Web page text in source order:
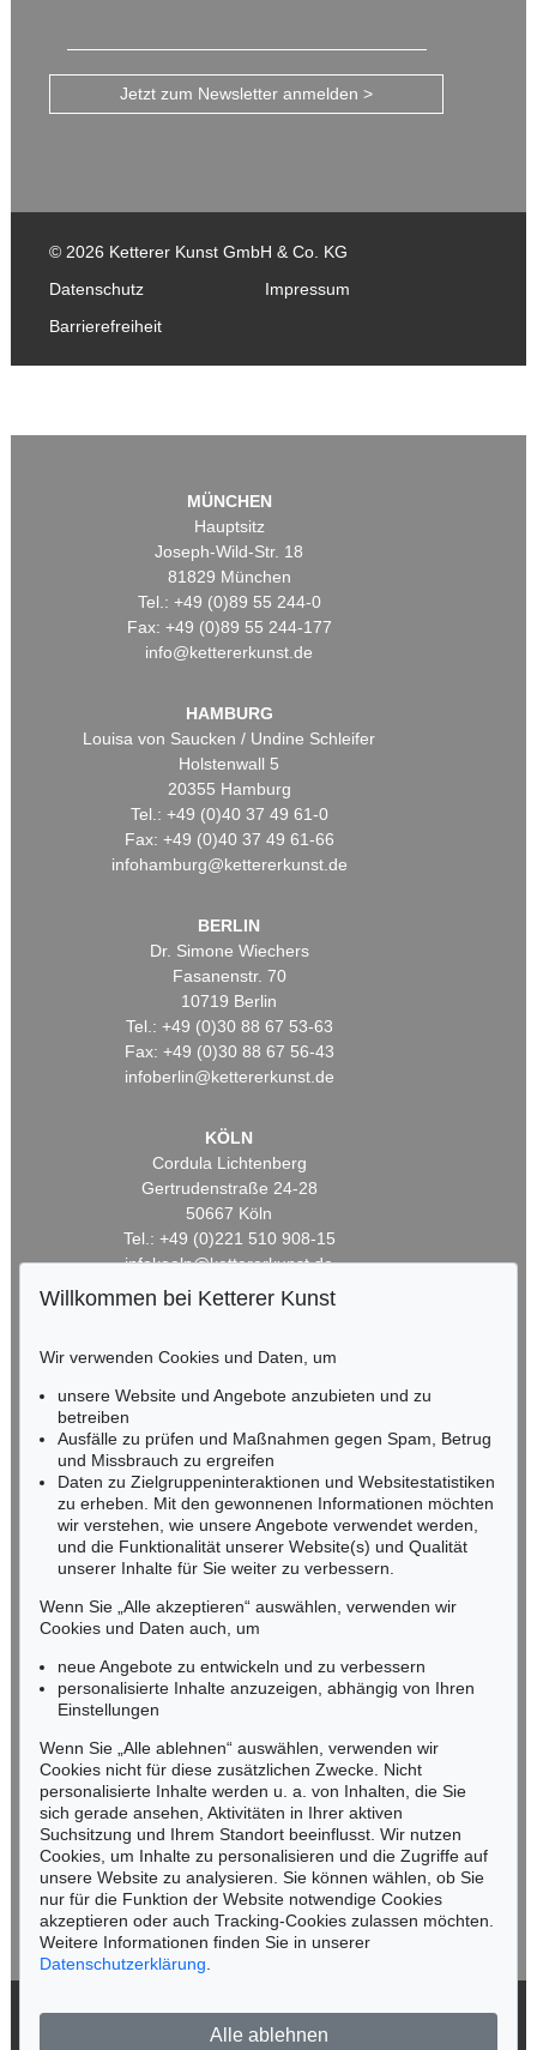
Jetzt zum Newsletter anmelden >
© 2026 Ketterer Kunst GmbH & Co. KG
Datenschutz
Impressum
Barrierefreiheit
MÜNCHEN
Hauptsitz
Joseph-Wild-Str. 18
81829 München
Tel.: +49 (0)89 55 244-0
Fax: +49 (0)89 55 244-177
info@kettererkunst.de
HAMBURG
Louisa von Saucken / Undine Schleifer
Holstenwall 5
20355 Hamburg
Tel.: +49 (0)40 37 49 61-0
Fax: +49 (0)40 37 49 61-66
infohamburg@kettererkunst.de
BERLIN
Dr. Simone Wiechers
Fasanenstr. 70
10719 Berlin
Tel.: +49 (0)30 88 67 53-63
Fax: +49 (0)30 88 67 56-43
infoberlin@kettererkunst.de
KÖLN
Cordula Lichtenberg
Gertrudenstraße 24-28
50667 Köln
Tel.: +49 (0)221 510 908-15
infokoeln@kettererkunst.de
HESSEN
Miriam Heß
Tel.: +49 (0)62 21 58 80-038
Fax: +49 (0)62 21 58 80-595
infoheidelberg@kettererkunst.de
NORDDEUTSCHLAND
Nico Kassel, M.A.
Mobil: +49 (0)171 8618661
n.kassel@kettererkunst.de
Keine Auktion mehr verpassen!
Wir informieren Sie rechtzeitig.
Jetzt zum Newsletter anmelden >
Willkommen bei Ketterer Kunst
Wir verwenden Cookies und Daten, um
unsere Website und Angebote anzubieten und zu
betreiben
Ausfälle zu prüfen und Maßnahmen gegen Spam, Betrug
und Missbrauch zu ergreifen
Daten zu Zielgruppeninteraktionen und Websitestatistiken
zu erheben. Mit den gewonnenen Informationen möchten
wir verstehen, wie unsere Angebote verwendet werden,
und die Funktionalität unserer Website(s) und Qualität
unserer Inhalte für Sie weiter zu verbessern.
Wenn Sie „Alle akzeptieren“ auswählen, verwenden wir
Cookies und Daten auch, um
neue Angebote zu entwickeln und zu verbessern
personalisierte Inhalte anzuzeigen, abhängig von Ihren
Einstellungen
Wenn Sie „Alle ablehnen“ auswählen, verwenden wir
Cookies nicht für diese zusätzlichen Zwecke. Nicht
personalisierte Inhalte werden u. a. von Inhalten, die Sie
sich gerade ansehen, Aktivitäten in Ihrer aktiven
Suchsitzung und Ihrem Standort beeinflusst. Wir nutzen
Cookies, um Inhalte zu personalisieren und die Zugriffe auf
unsere Website zu analysieren. Sie können wählen, ob Sie
nur für die Funktion der Website notwendige Cookies
akzeptieren oder auch Tracking-Cookies zulassen möchten.
Weitere Informationen finden Sie in unserer
Datenschutzerklärung
Alle ablehnen